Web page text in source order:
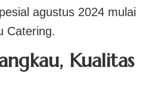
agustus 2024 mulai
Catering.
Kualitas